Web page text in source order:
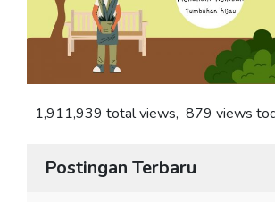
1,911,939 total views, 879 views
Postingan Terbaru